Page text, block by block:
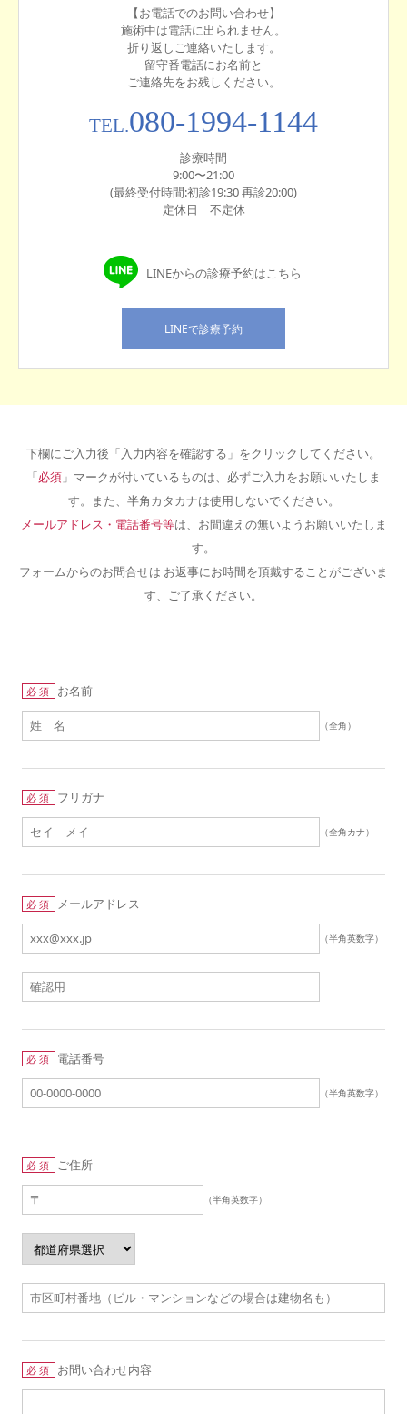
【お電話でのお問い合わせ】
施術中は電話に出られません。
折り返しご連絡いたします。
留守番電話にお名前と
ご連絡先をお残しください。
TEL.080-1994-1144
診療時間
9:00〜21:00
(最終受付時間:初診19:30 再診20:00)
定休日 不定休
LINEからの診療予約はこちら
LINEで診療予約
下欄にご入力後「入力内容を確認する」をクリックしてください。
「必須 」マークが付いているものは、必ずご入力をお願いいたしま
す。また、半角カタカナは使用しないでください。
メールアドレス・電話番号等は、お間違えの無いようお願いいたしま
す。
フォームからのお問合せは お返事にお時間を頂戴することがございま
す、ご了承ください。
必須 お名前
（全角）
必須 フリガナ
（全角カナ）
必須 メールアドレス
（半角英数字）
必須 電話番号
（半角英数字）
必須 ご住所
（半角英数字）
必須 お問い合わせ内容